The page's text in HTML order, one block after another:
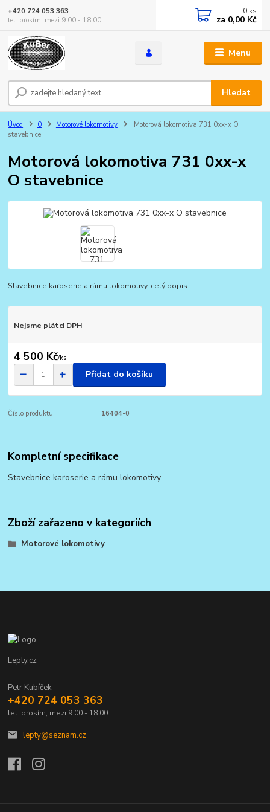
Menu
Hledat
+420 724 053 363
tel. prosím, mezi 9.00 - 18.00
0 ks
za 0,00 Kč
Úvod 0 Motorové lokomotivy
Motorová lokomotiva 731 0xx-x O
stavebnice
Motorová lokomotiva 731 0xx-x
O stavebnice
Stavebnice karoserie a rámu lokomotivy. celý popis
Nejsme plátci DPH
4 500 Kč/ks
Přidat do košíku
Číslo produktu: 16404-0
Kompletní specifikace
Stavebnice karoserie a rámu lokomotivy.
Zboží zařazeno v kategoriích
Motorové lokomotivy
Lepty.cz
Petr Kubíček
+420 724 053 363
tel. prosím, mezi 9.00 - 18.00
lepty@seznam.cz